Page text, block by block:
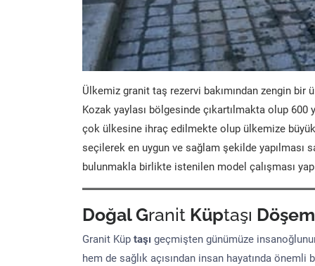
Ülkemiz granit taş rezervi bakımından zengin bir
Kozak yaylası bölgesinde çıkartılmakta olup
çok ülkesine ihraç edilmekte olup ülkemize
seçilerek en uygun ve sağlam şekilde yapılması
bulunmakla birlikte istenilen model çalışması
Doğal Granit Küptaşı
Granit Küp taşı geçmişten günümüze
hem de sağlık açısından insan hayatında